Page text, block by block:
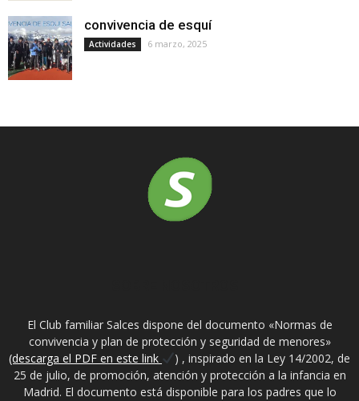
convivencia de esquí
Actividades 6 marzo, 2025
El Club familiar Salces dispone del documento «Normas de
convivencia y plan de protección y seguridad de menores»
(descarga el PDF en este link
) , inspirado en la Ley 14/2002, de
25 de julio, de promoción, atención y protección a la infancia en
Madrid. El documento está disponible para los padres que lo